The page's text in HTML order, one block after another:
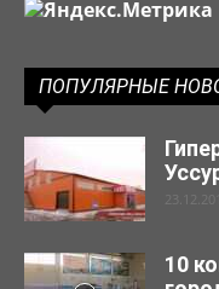
ПОПУЛЯРНЫЕ
10